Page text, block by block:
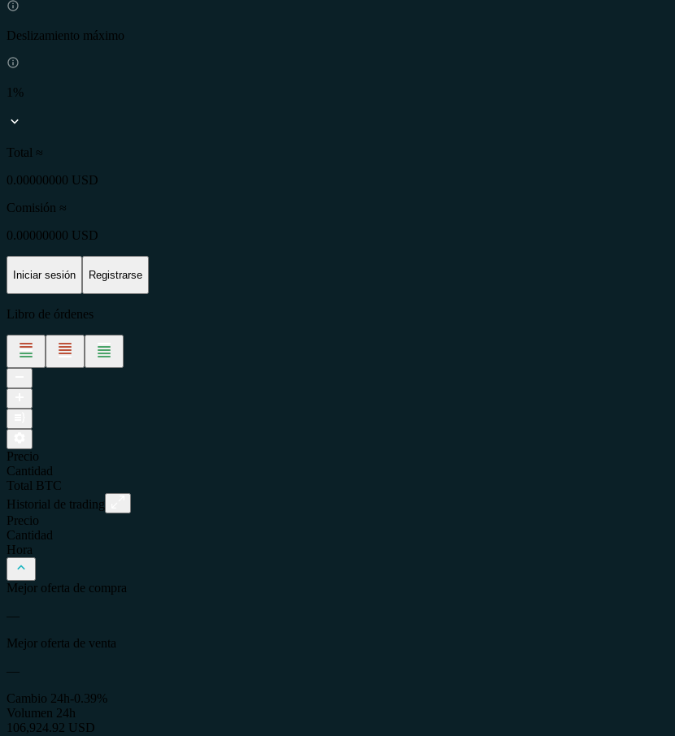
Deslizamiento máximo
1%
Total ≈
0.00000000 USD
Comisión ≈
0.00000000 USD
Iniciar sesión Registrarse
Libro de órdenes
Precio
Cantidad
Total
BTC
Historial de trading
Precio
Cantidad
Hora
Mejor oferta de compra
—
Mejor oferta de venta
—
Cambio 24h-0.39%
Volumen 24h
106,924.92 USD